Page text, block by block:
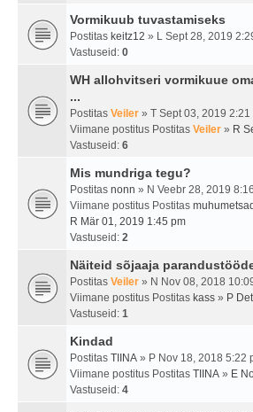
Vormikuub tuvastamiseks
Postitas keitz12 » L Sept 28, 2019
Vastuseid: 0
WH allohvitseri vormikuue
...
Postitas Veiler » T Sept 03, 2019 2:21
Viimane postitus Postitas Veiler » R
Vastuseid: 6
Mis mundriga tegu?
Postitas nonn » N Veebr 28, 2019
Viimane postitus Postitas muhumetsad
R Mär 01, 2019 1:45 pm
Vastuseid: 2
Näiteid sõjaaja
Postitas Veiler » N Nov 08, 2018
Viimane postitus Postitas kass » P
Vastuseid: 1
Kindad
Postitas TIINA » P Nov 18, 2018 5:22
Viimane postitus Postitas TIINA » E
Vastuseid: 4